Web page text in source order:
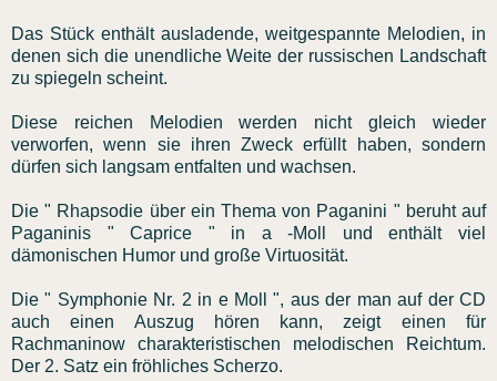
Das Stück enthält ausladende, weitgespannte Melodien, in
denen sich die unendliche Weite der russischen Landschaft
zu spiegeln scheint.
Diese reichen Melodien werden nicht gleich wieder
verworfen, wenn sie ihren Zweck erfüllt haben, sondern
dürfen sich langsam entfalten und wachsen.
Die " Rhapsodie über ein Thema von Paganini " beruht auf
Paganinis " Caprice " in a -Moll und enthält viel
dämonischen Humor und große Virtuosität.
Die " Symphonie Nr. 2 in e Moll ", aus der man auf der CD
auch einen Auszug hören kann, zeigt einen für
Rachmaninow charakteristischen melodischen Reichtum.
Der 2. Satz ein fröhliches Scherzo.